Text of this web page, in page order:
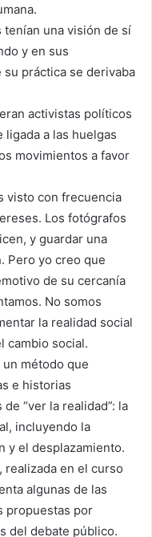
una visión de sí
y en sus
práctica se derivaba
activistas políticos
a las huelgas
movimientos a favor
visto con frecuencia
Los fotógrafos
y guardar una
Pero yo creo que
de su cercanía
No somos
la realidad social
cambio social.
método que
e historias
“ver la realidad”: la
incluyendo la
y el desplazamiento.
realizada en el curso
algunas de las
propuestas por
del debate público.